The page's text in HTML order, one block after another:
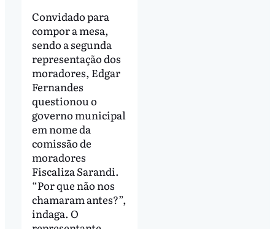
Convidado para
compor a mesa,
sendo a segunda
representação dos
moradores, Edgar
Fernandes
questionou o
governo municipal
em nome da
comissão de
moradores
Fiscaliza Sarandi.
“Por que não nos
chamaram antes?”,
indaga. O